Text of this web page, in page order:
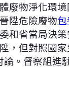
廢物淨化環
陞危險廢物
和省當局決
，但對照國
。督察組進